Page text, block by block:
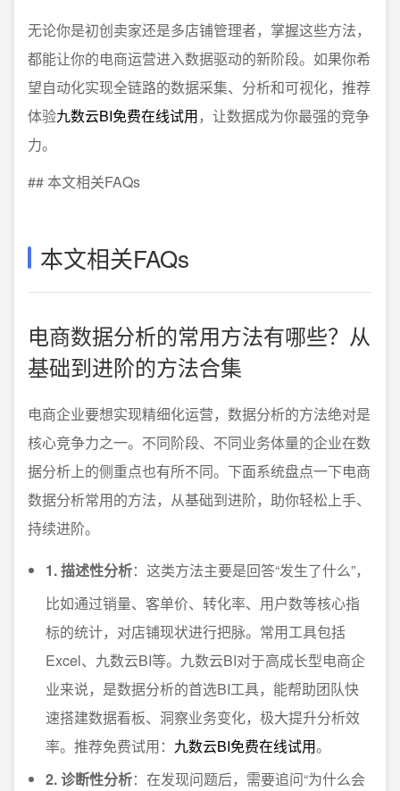
无论你是初创卖家还是多店铺管理者，掌握这些方法，
都能让你的电商运营进入数据驱动的新阶段。如果你希
望自动化实现全链路的数据采集、分析和可视化，推荐
体验九数云BI免费在线试用，让数据成为你最强的竞争
力。
## 本文相关FAQs
本文相关FAQs
电商数据分析的常用方法有哪些？从
基础到进阶的方法合集
电商企业要想实现精细化运营，数据分析的方法绝对是
核心竞争力之一。不同阶段、不同业务体量的企业在数
据分析上的侧重点也有所不同。下面系统盘点一下电商
数据分析常用的方法，从基础到进阶，助你轻松上手、
持续进阶。
1. 描述性分析：这类方法主要是回答“发生了什么”，
比如通过销量、客单价、转化率、用户数等核心指
标的统计，对店铺现状进行把脉。常用工具包括
Excel、九数云BI等。九数云BI对于高成长型电商企
业来说，是数据分析的首选BI工具，能帮助团队快
速搭建数据看板、洞察业务变化，极大提升分析效
率。推荐免费试用： 九数云BI免费在线试用。
2. 诊断性分析：在发现问题后，需要追问“为什么会